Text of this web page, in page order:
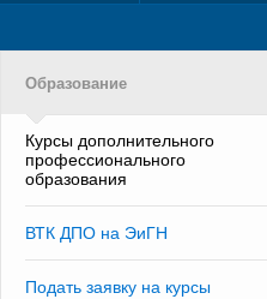
Образование
Курсы дополнительного
профессионального
образования
ВТК ДПО на ЭиГН
Подать заявку на курсы